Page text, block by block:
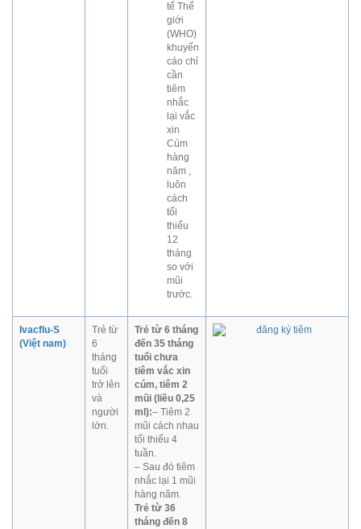
tế Thế
giới
(WHO)
khuyến
cáo chỉ
cần
tiêm
nhắc
lại vắc
xin
Cúm
hàng
năm ,
luôn
cách
tối
thiểu
12
tháng
so với
mũi
trước.
Ivacflu-S
(Việt nam)
Trẻ từ
6
tháng
tuổi
trở lên
và
người
lớn.
Trẻ từ 6 tháng
đến 35 tháng
tuổi chưa
tiêm vắc xin
cúm, tiêm 2
mũi (liều 0,25
ml):– Tiêm 2
mũi cách nhau
tối thiểu 4
tuần.
– Sau đó tiêm
nhắc lại 1 mũi
hàng năm.
Trẻ từ 36
tháng đến 8